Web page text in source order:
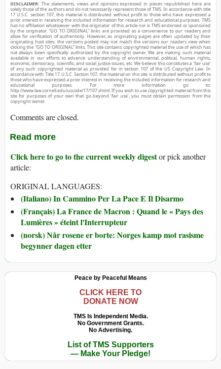
DISCLAIMER: The statements, views and opinions expressed in pieces republished here are
solely those of the authors and do not necessarily represent those of TMS. In accordance with title
17 U.S.C. section 107, this material is distributed without profit to those who have expressed a
prior interest in receiving the included information for research and educational purposes. TMS
has no affiliation whatsoever with the originator of this article nor is TMS endorsed or sponsored
by the originator. “GO TO ORIGINAL” links are provided as a convenience to our readers and
allow for verification of authenticity. However, as originating pages are often updated by their
originating host sites, the versions posted may not match the versions our readers view when
clicking the “GO TO ORIGINAL” links. This site contains copyrighted material the use of which has
not always been specifically authorized by the copyright owner. We are making such material
available in our efforts to advance understanding of environmental, political, human rights,
economic, democracy, scientific, and social justice issues, etc. We believe this constitutes a ‘fair use’
of any such copyrighted material as provided for in section 107 of the US Copyright Law. In
accordance with Title 17 U.S.C. Section 107, the material on this site is distributed without profit to
those who have expressed a prior interest in receiving the included information for research and
educational purposes. For more information go to:
http://www.law.cornell.edu/uscode/17/107.shtml. If you wish to use copyrighted material from this
site for purposes of your own that go beyond ‘fair use’, you must obtain permission from the
copyright owner.
Comments are closed.
Read more
Click here to go to the current weekly digestor pick another
article:
ORIGINAL LANGUAGES:
(Italiano) In Cammino Per La Pace E Il Disarmo
(Français) La France de Macron : Quand le « Pays des
Lumières » éteint l'Interrupteur
(norsk) Når rosene er borte: Norges kamp mot rasisme
begynner dagen etter
Peace by Peaceful Means
CLICK HERE TO
DONATE NOW
TMS Is Independent Media.
No Government Grants.
No Advertising.
List of TMS Supporters
— Make Your Pledge!